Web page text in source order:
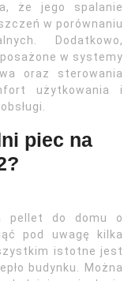
że jego spalanie
w porównaniu
Dodatkowo,
w systemy
oraz sterowania
użytkowania i
piec na
pellet do domu o
pod uwagę kilka
istotne jest
budynku. Można